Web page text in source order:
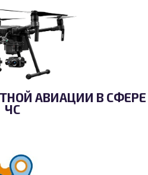
АВИАЦИИ В СФЕРЕ
ЧС